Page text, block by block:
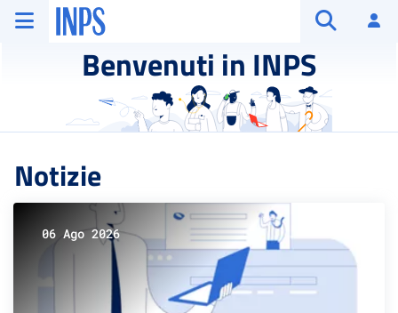
Vai al menu principale
Vai al contenuto principale
Vai al pie' di pagina
INPS ()
Benvenuti in INPS
Notizie
06 Ago 2026